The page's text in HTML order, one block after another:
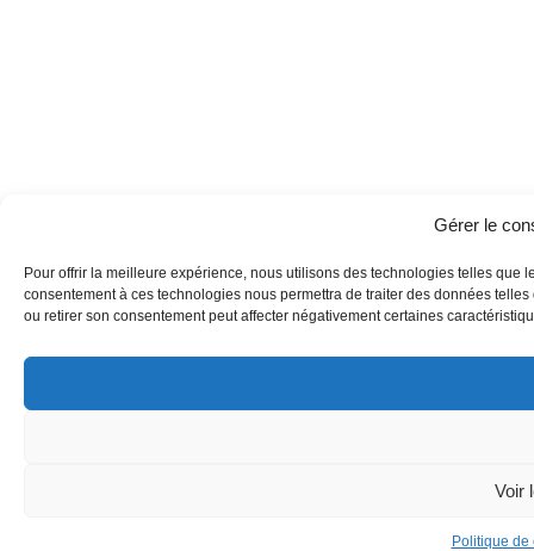
Gérer le
Pour offrir la meilleure expérience, nous utilisons des technologies telles
consentement à ces technologies nous permettra de traiter des données
ou retirer son consentement peut affecter négativement certaines
Voir
Politique de